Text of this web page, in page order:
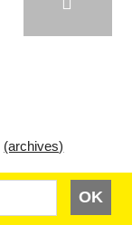
(ar­chives)
OK